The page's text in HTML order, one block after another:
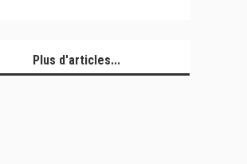
Plus d'articles...